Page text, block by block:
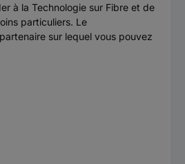
à la Technologie sur Fibre et de
particuliers. Le
sur lequel vous pouvez